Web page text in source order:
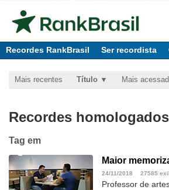
Recordes RankBrasil Ser recordista
Mais recentes Título Mais
Recordes
Tag em
Maior
24/11/2018 27585
Professor de